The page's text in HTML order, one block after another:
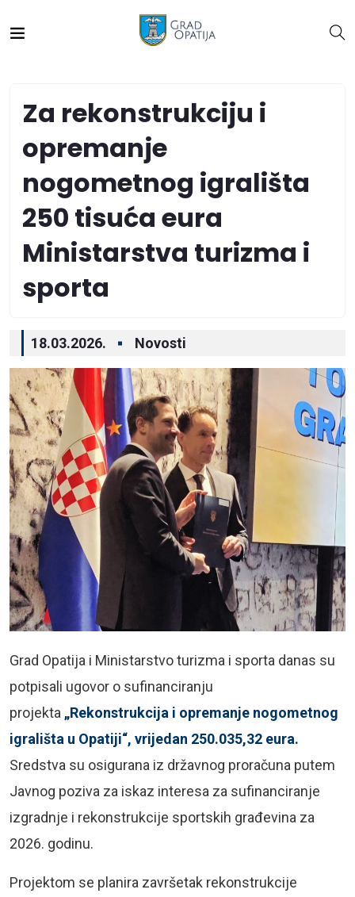
Za rekonstrukciju i
opremanje
nogometnog igrališta
250 tisuća eura
Ministarstva turizma i
sporta
18.03.2026. Novosti
Grad Opatija i Ministarstvo turizma i sporta danas su
potpisali ugovor o sufinanciranju
projekta „Rekonstrukcija i opremanje nogometnog
igrališta u Opatiji“, vrijedan 250.035,32 eura.
Sredstva su osigurana iz državnog proračuna putem
Javnog poziva za iskaz interesa za sufinanciranje
izgradnje i rekonstrukcije sportskih građevina za
2026. godinu.
Projektom se planira završetak rekonstrukcije